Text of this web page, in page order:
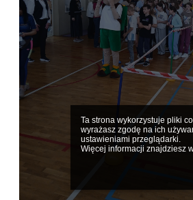
Ta strona wykorzystuje pliki
wyrażasz zgodę na ich
ustawieniami przeglądarki.
Więcej informacji znajdziesz